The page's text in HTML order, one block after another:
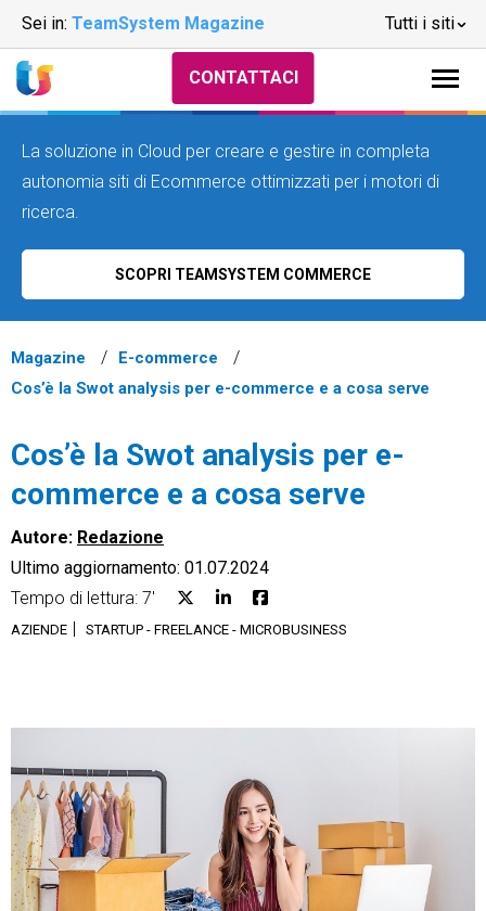
Sei in: TeamSystem Magazine Tutti i siti
CRM
Financial Solutions
HR
Trust Services
CONTATTACI
La soluzione in Cloud per creare e gestire in completa
autonomia siti di Ecommerce ottimizzati per i motori di
ricerca.
SCOPRI TEAMSYSTEM COMMERCE
Magazine
E-commerce
Cos’è la Swot analysis per e-commerce e a cosa serve
Cos’è la Swot analysis per e-
commerce e a cosa serve
Autore: Redazione
Ultimo aggiornamento: 01.07.2024
Tempo di lettura: 7'
AZIENDE STARTUP - FREELANCE - MICROBUSINESS